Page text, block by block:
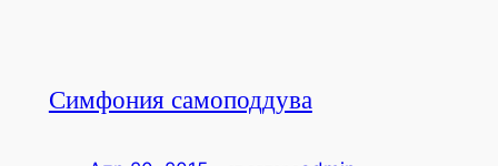
Симфония самоподдува